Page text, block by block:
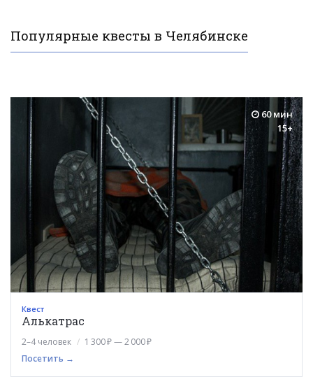
Популярные квесты в Челябинске
60 мин
15+
Квест
Алькатрас
2–4 человек
1 300 ₽ — 2 000 ₽
Посетить →